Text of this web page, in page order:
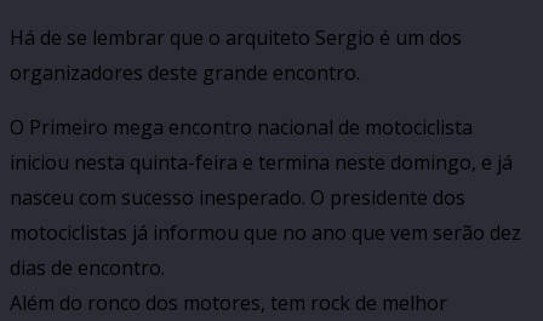
Há de se lembrar que o arquiteto Sergio é um dos
organizadores deste grande encontro.
O Primeiro mega encontro nacional de motociclista
iniciou nesta quinta-feira e termina neste domingo, e já
nasceu com sucesso inesperado. O presidente dos
motociclistas já informou que no ano que vem serão dez
dias de encontro.
Além do ronco dos motores, tem rock de melhor